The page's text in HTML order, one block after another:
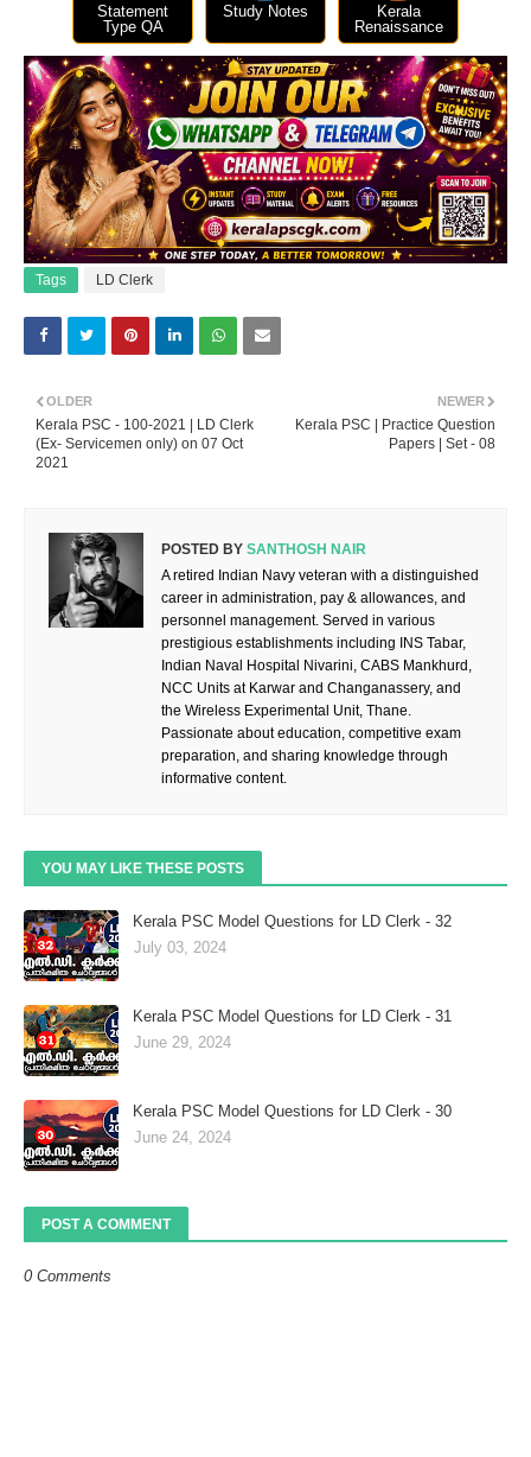
Statement
Type QA
Study Notes
Kerala
Renaissance
Tags LD Clerk
NEWER
Kerala PSC | Practice Question
Papers | Set - 08
OLDER
Kerala PSC - 100-2021 | LD Clerk
(Ex- Servicemen only) on 07 Oct
2021
POSTED BY SANTHOSH NAIR
A retired Indian Navy veteran with a distinguished
career in administration, pay & allowances, and
personnel management. Served in various
prestigious establishments including INS Tabar,
Indian Naval Hospital Nivarini, CABS Mankhurd,
NCC Units at Karwar and Changanassery, and
the Wireless Experimental Unit, Thane.
Passionate about education, competitive exam
preparation, and sharing knowledge through
informative content.
YOU MAY LIKE THESE POSTS
Kerala PSC Model Questions for LD Clerk - 32
July 03, 2024
Kerala PSC Model Questions for LD Clerk - 31
June 29, 2024
Kerala PSC Model Questions for LD Clerk - 30
June 24, 2024
POST A COMMENT
0 Comments